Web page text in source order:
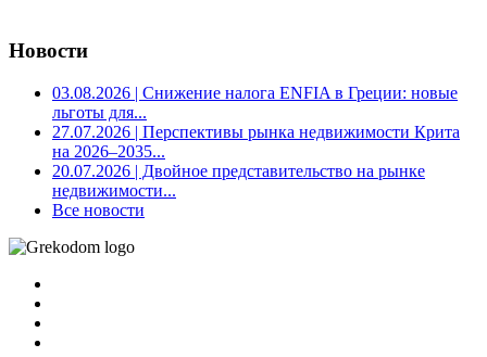
Новости
03.08.2026 | Снижение налога ENFIA в Греции: новые
льготы для...
27.07.2026 | Перспективы рынка недвижимости Крита
на 2026–2035...
20.07.2026 | Двойное представительство на рынке
недвижимости...
Все новости